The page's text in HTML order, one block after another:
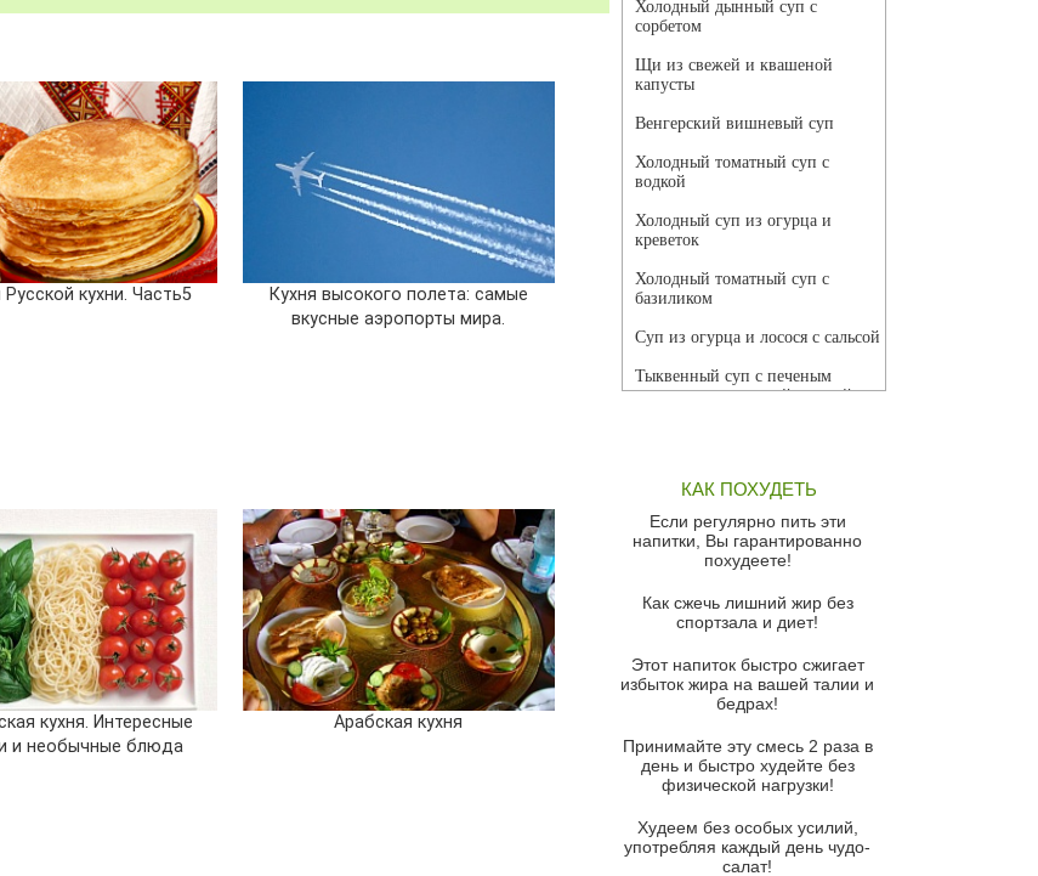
Русской кухни. Часть5
Кухня высокого полета: самые
вкусные аэропорты мира.
кухня. Интересные
и необычные блюда
Арабская кухня
Холодный дынный суп с
сорбетом
Щи из свежей и квашеной
капусты
Венгерский вишневый суп
Холодный томатный суп с
водкой
Холодный суп из огурца и
креветок
Холодный томатный суп с
базиликом
Суп из огурца и лосося с сальсой
Тыквенный суп с печеным
чесноком и томатной сальсой
красного перца
Парижский луковый суп
Суп из спаржи и горошка с
Суп-крем из цветной капусты
Французский луковый суп
Суп из баклажанов с моцареллой
Грибной крем-суп с кростини с
козьим сыром
Суп мисо с зеленым луком и
тофу
КАК ПОХУДЕТЬ
Если регулярно пить эти
напитки, Вы гарантированно
похудеете!
Как сжечь лишний жир без
спортзала и диет!
Этот напиток быстро сжигает
избыток жира на вашей талии и
бедрах!
Принимайте эту смесь 2 раза в
день и быстро худейте без
физической нагрузки!
Худеем без особых усилий,
употребляя каждый день чудо-
салат!